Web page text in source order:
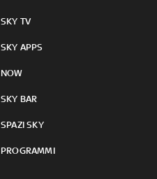
SKY TV
SKY APPS
NOW
SKY BAR
SPAZI SKY
PROGRAMMI